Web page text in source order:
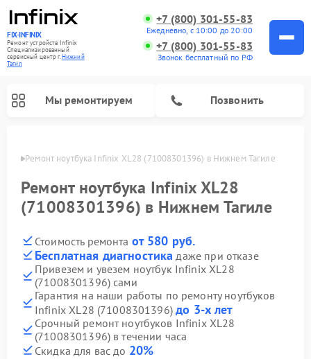
FIX-INFINIX
Ремонт устройств Infinix
Специализированный
cервисный центр г.Нижний
Тагил
+7 (800) 301-55-83
Ежедневно, с 10:00 до 20:00
+7 (800) 301-55-83
Звонок бесплатный по РФ
Мы ремонтируем Позвонить
Ремонт ноутбука Infinix XL28 (71008301396) в Нижнем Тагиле
Ремонт ноутбука Infinix XL28
(71008301396) в Нижнем Тагиле
Стоимость ремонта от 580 руб.
Бесплатная диагностика даже при отказе
Привезем и увезем ноутбук Infinix XL28
(71008301396) сами
Гарантия на наши работы по ремонту ноутбуков
Infinix XL28 (71008301396)до 3-х лет
Срочный ремонт ноутбуков Infinix XL28
(71008301396) в течении часа
Скидка для вас до 20%